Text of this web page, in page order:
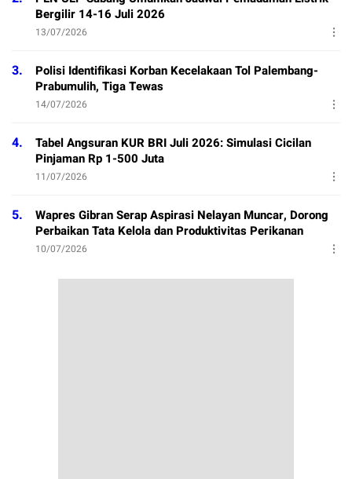
Bergilir 14-16 Juli 2026
13/07/2026
3.
Polisi Identifikasi Korban Kecelakaan Tol Palembang-
Prabumulih, Tiga Tewas
14/07/2026
4.
Tabel Angsuran KUR BRI Juli 2026: Simulasi Cicilan
Pinjaman Rp 1-500 Juta
11/07/2026
5.
Wapres Gibran Serap Aspirasi Nelayan Muncar, Dorong
Perbaikan Tata Kelola dan Produktivitas Perikanan
10/07/2026